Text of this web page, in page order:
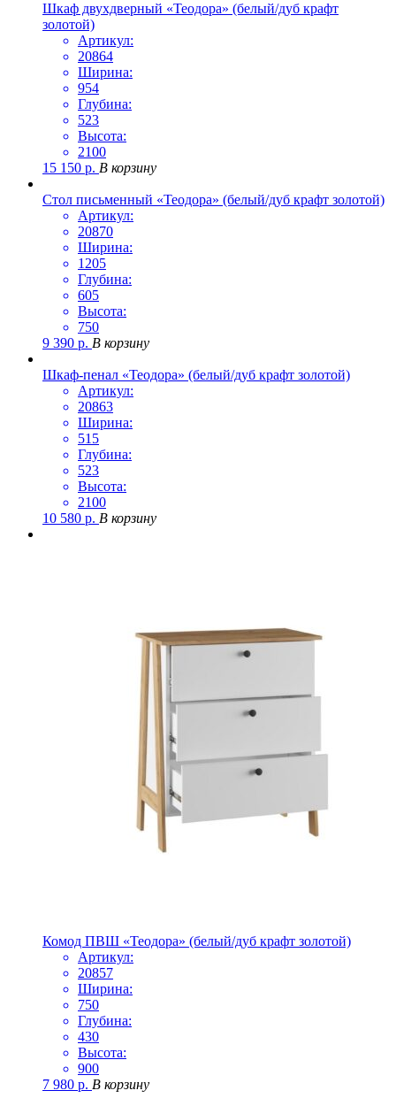
Шкаф двухдверный «Теодора» (белый/дуб крафт
золотой)
Артикул:
20864
Ширина:
954
Глубина:
523
Высота:
2100
15 150 р. В корзину
Стол письменный «Теодора» (белый/дуб крафт золотой)
Артикул:
20870
Ширина:
1205
Глубина:
605
Высота:
750
9 390 р. В корзину
Шкаф-пенал «Теодора» (белый/дуб крафт золотой)
Артикул:
20863
Ширина:
515
Глубина:
523
Высота:
2100
10 580 р. В корзину
Комод ПВШ «Теодора» (белый/дуб крафт золотой)
Артикул:
20857
Ширина:
750
Глубина:
430
Высота:
900
7 980 р. В корзину